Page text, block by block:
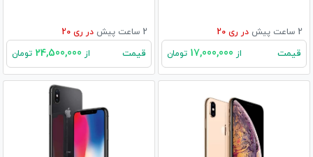
2 ساعت پیش در ری 20
قیمت از تومان
2 ساعت پیش در ری 20
قیمت از تومان